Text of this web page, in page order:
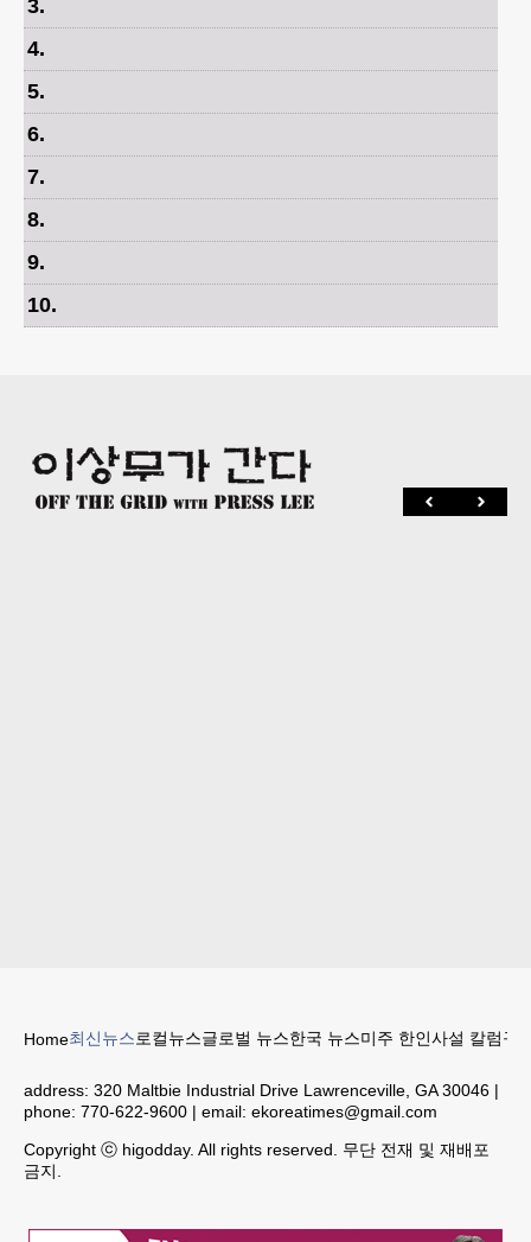
3.
4.
5.
6.
7.
8.
9.
10.
Home최신뉴스로컬뉴스글로벌 뉴스한국 뉴스미주 한인사설 칼럼구
address: 320 Maltbie Industrial Drive Lawrenceville, GA 30046 |
phone: 770-622-9600 | email: ekoreatimes@gmail.com
Copyright ⓒ higodday. All rights reserved. 무단 전재 및 재배포
금지.